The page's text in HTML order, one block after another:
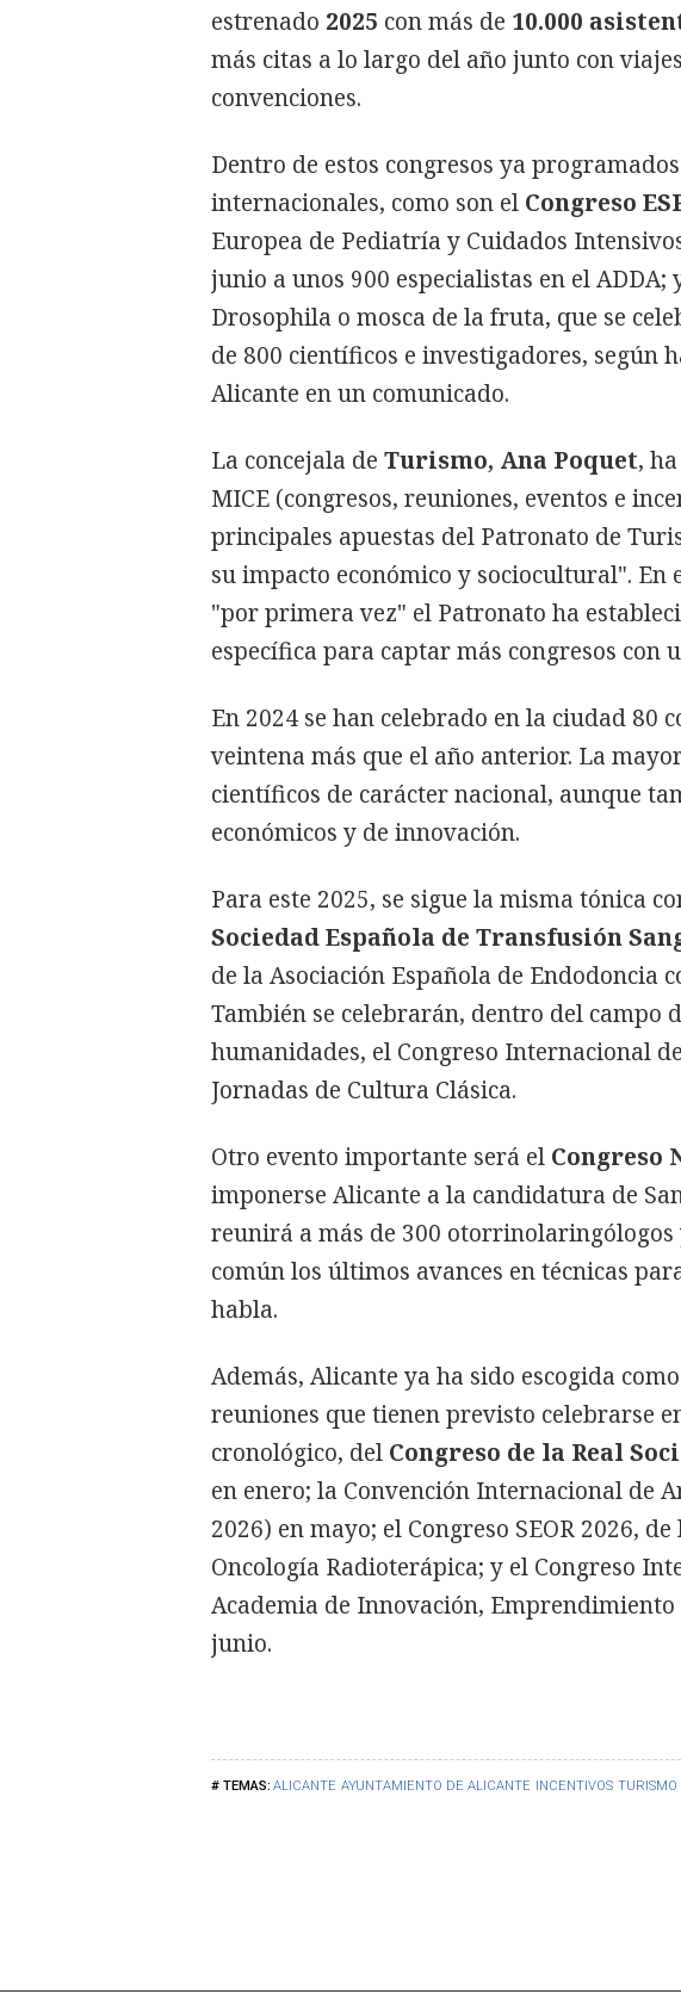
ALICANTE AYUNTAMIENTO DE ALICANTE INCENTIVOS TURISMO
estrenado 2025 con más de 10.000
más citas a lo largo del año junto con
convenciones.
Dentro de estos congresos ya
internacionales, como son el Congreso
Europea de Pediatría y Cuidados
junio a unos 900 especialistas en el ADDA;
Drosophila o mosca de la fruta, que se
de 800 científicos e investigadores, según
Alicante en un comunicado.
La concejala de Turismo, Ana Poquet,
MICE (congresos, reuniones, eventos e
principales apuestas del Patronato de
su impacto económico y sociocultural". En
"por primera vez" el Patronato ha
específica para captar más congresos con
En 2024 se han celebrado en la ciudad 80
veintena más que el año anterior. La
científicos de carácter nacional, aunque
económicos y de innovación.
Para este 2025, se sigue la misma tónica
Sociedad Española de Transfusión
de la Asociación Española de Endodoncia
También se celebrarán, dentro del campo
humanidades, el Congreso Internacional
Jornadas de Cultura Clásica.
Otro evento importante será el Congreso
imponerse Alicante a la candidatura de
reunirá a más de 300
común los últimos avances en técnicas
habla.
Además, Alicante ya ha sido escogida
reuniones que tienen previsto celebrarse
cronológico, del Congreso de la Real
en enero; la Convención Internacional de
2026) en mayo; el Congreso SEOR 2026,
Oncología Radioterápica; y el Congreso
Academia de Innovación,
junio.